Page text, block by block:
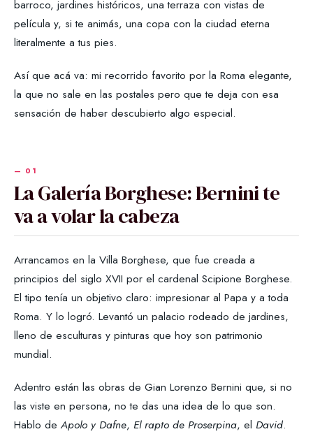
barroco, jardines históricos, una terraza con vistas de
película y, si te animás, una copa con la ciudad eterna
literalmente a tus pies.
Así que acá va: mi recorrido favorito por la Roma elegante,
la que no sale en las postales pero que te deja con esa
sensación de haber descubierto algo especial.
La Galería Borghese: Bernini te
va a volar la cabeza
Arrancamos en la Villa Borghese, que fue creada a
principios del siglo XVII por el cardenal Scipione Borghese.
El tipo tenía un objetivo claro: impresionar al Papa y a toda
Roma. Y lo logró. Levantó un palacio rodeado de jardines,
lleno de esculturas y pinturas que hoy son patrimonio
mundial.
Adentro están las obras de Gian Lorenzo Bernini que, si no
las viste en persona, no te das una idea de lo que son.
Hablo deApolo y Dafne, El rapto de Proserpina, el David.